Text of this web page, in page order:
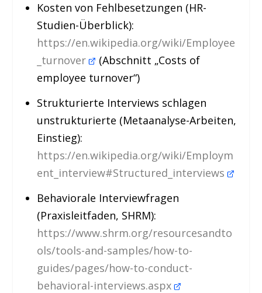
Kosten von Fehlbesetzungen (HR-
Studien-Überblick):
https://en.wikipedia.org/wiki/Employee
_turnover
(Abschnitt „Costs of
employee turnover“)
Strukturierte Interviews schlagen
unstrukturierte (Metaanalyse-Arbeiten,
Einstieg):
https://en.wikipedia.org/wiki/Employm
ent_interview#Structured_interviews
Behaviorale Interviewfragen
(Praxisleitfaden, SHRM):
https://www.shrm.org/resourcesandto
ols/tools-and-samples/how-to-
guides/pages/how-to-conduct-
behavioral-interviews.aspx